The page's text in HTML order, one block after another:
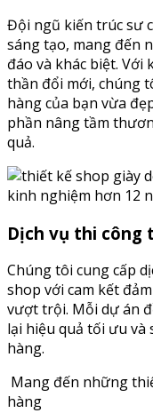
Đội ngũ kiến trúc sư
sáng tạo, mang đến
đáo và khác biệt. Với
thần đổi mới, chúng
hàng của bạn vừa
phần nâng tầm
quả.
kinh nghiệm hơn 12
Dịch vụ thi công
Chúng tôi cung cấp
shop với cam kết
vượt trội. Mỗi dự án
lại hiệu quả tối ưu và
hàng.
Mang đến những
hàng